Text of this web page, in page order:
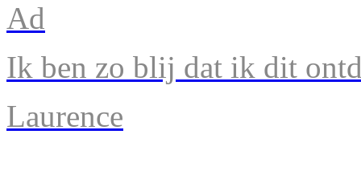
Ad
Ik ben zo blij dat ik dit
Laurence